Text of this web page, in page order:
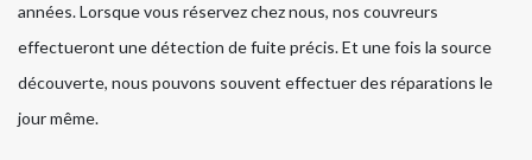
années. Lorsque vous réservez chez nous, nos couvreurs
effectueront une détection de fuite précis. Et une fois la source
découverte, nous pouvons souvent effectuer des réparations le
jour même.